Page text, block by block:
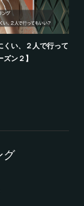
くい、２人で行って
ン２】
グ